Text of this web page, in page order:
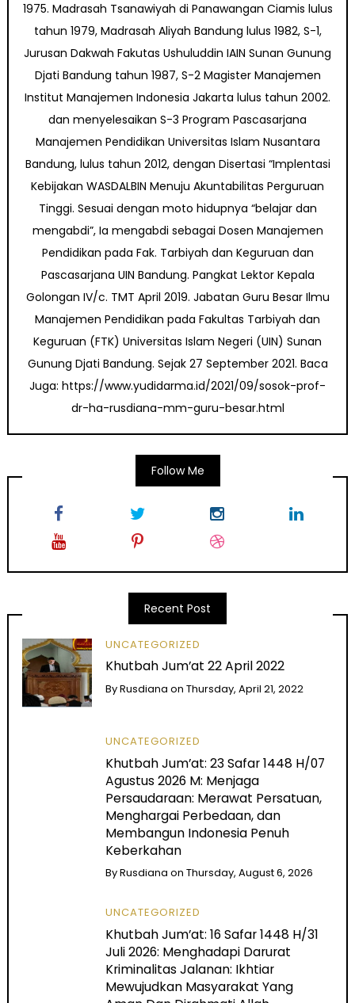
1975. Madrasah Tsanawiyah di Panawangan Ciamis lulus
tahun 1979, Madrasah Aliyah Bandung lulus 1982, S-1,
Jurusan Dakwah Fakutas Ushuluddin IAIN Sunan Gunung
Djati Bandung tahun 1987, S-2 Magister Manajemen
Institut Manajemen Indonesia Jakarta lulus tahun 2002.
dan menyelesaikan S-3 Program Pascasarjana
Manajemen Pendidikan Universitas Islam Nusantara
Bandung, lulus tahun 2012, dengan Disertasi “Implentasi
Kebijakan WASDALBIN Menuju Akuntabilitas Perguruan
Tinggi. Sesuai dengan moto hidupnya “belajar dan
mengabdi”, Ia mengabdi sebagai Dosen Manajemen
Pendidikan pada Fak. Tarbiyah dan Keguruan dan
Pascasarjana UIN Bandung. Pangkat Lektor Kepala
Golongan IV/c. TMT April 2019. Jabatan Guru Besar Ilmu
Manajemen Pendidikan pada Fakultas Tarbiyah dan
Keguruan (FTK) Universitas Islam Negeri (UIN) Sunan
Gunung Djati Bandung. Sejak 27 September 2021. Baca
Juga: https://www.yudidarma.id/2021/09/sosok-prof-
dr-ha-rusdiana-mm-guru-besar.html
Follow Me
Recent Post
UNCATEGORIZED
Khutbah Jum’at 22 April 2022
ByRusdiana onThursday, April 21, 2022
UNCATEGORIZED
Khutbah Jum’at: 23 Safar 1448 H/07
Agustus 2026 M: Menjaga
Persaudaraan: Merawat Persatuan,
Menghargai Perbedaan, dan
Membangun Indonesia Penuh
Keberkahan
ByRusdiana onThursday, August 6, 2026
UNCATEGORIZED
Khutbah Jum’at: 16 Safar 1448 H/31
Juli 2026: Menghadapi Darurat
Kriminalitas Jalanan: Ikhtiar
Mewujudkan Masyarakat Yang